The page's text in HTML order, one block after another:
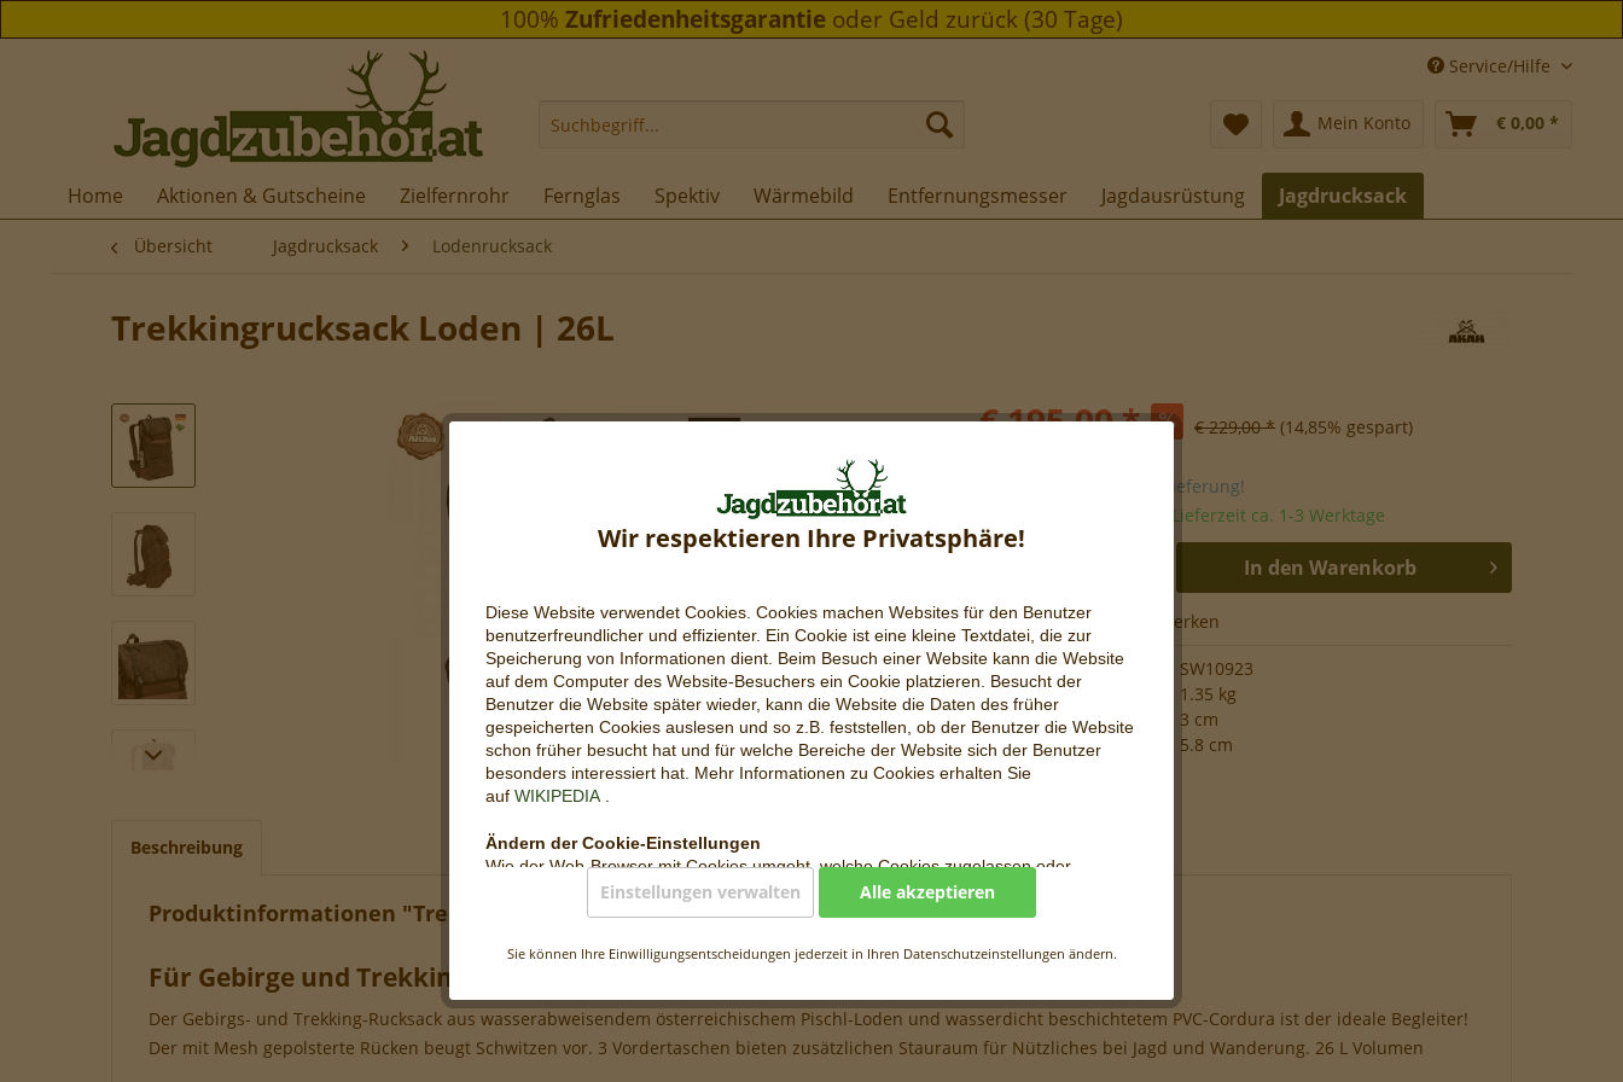
100% Zufriedenheitsgarantie oder Geld zurück (30 Tage)
Service/Hilfe
Mein Konto € 0,00 *
Home Aktionen & Gutscheine Zielfernrohr Fernglas Spektiv Wärmebild Entfernungsmesser Jagdausrüstung Jagdrucksack
Wir respektieren Ihre Privatsphäre!
Diese Website verwendet Cookies. Cookies machen Websites für den Benutzer
benutzerfreundlicher und effizienter. Ein Cookie ist eine kleine Textdatei, die zur
Speicherung von Informationen dient. Beim Besuch einer Website kann die Website
auf dem Computer des Website-Besuchers ein Cookie platzieren. Besucht der
Benutzer die Website später wieder, kann die Website die Daten des früher
gespeicherten Cookies auslesen und so z.B. feststellen, ob der Benutzer die Website
schon früher besucht hat und für welche Bereiche der Website sich der Benutzer
besonders interessiert hat. Mehr Informationen zu Cookies erhalten Sie
auf WIKIPEDIA
Ändern der Cookie-Einstellungen
Wie der Web-Browser mit Cookies umgeht, welche Cookies zugelassen oder
abgelehnt werden, kann der Benutzer in den Einstellungen des Web-Browsers
festlegen. Wo genau sich diese Einstellungen befinden, hängt vom jeweiligen Web-
Web-Browsers aufgerufen werden. Wenn die Nutzung von Cookies eingeschränkt
nutzbar.
Cookies auf unserer Website
Einstellungen verwalten Alle akzeptieren
Sie können Ihre Einwilligungsentscheidungen jederzeit in Ihren Datenschutzeinstellungen ändern.
Übersicht Jagdrucksack Lodenrucksack
Trekkingrucksack Loden | 26L
€ 195,00 * € 229,00 * (14,85% gespart)
Versandkostenfreie Lieferung!
Sofort versandfertig, Lieferzeit ca. 1-3 Werktage
In den Warenkorb
Vergleichen
Merken
Artikel-Nr.:
SW10923
Gewicht:
1.35 kg
Breite:
3 cm
Höhe:
5.8 cm
Beschreibung
Produktinformationen "Trekkingrucksack Loden | 26L"
Für Gebirge und Trekking - der komfortable Rucksack
Der Gebirgs- und Trekking-Rucksack aus wasserabweisendem österreichischem Pischl-Loden und wasserdicht beschichtetem PVC-Cordura ist der ideale Begleiter!
Der mit Mesh gepolsterte Rücken beugt Schwitzen vor. 3 Vordertaschen bieten zusätzlichen Stauraum für Nützliches bei Jagd und Wanderung. 26 L Volumen